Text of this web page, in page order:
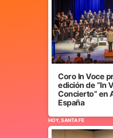
Coro In Voce
edición de “In
Concierto” en
España
HOY, SANTA FE